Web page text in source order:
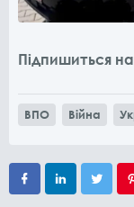
Підпишиться
ВПО Війна